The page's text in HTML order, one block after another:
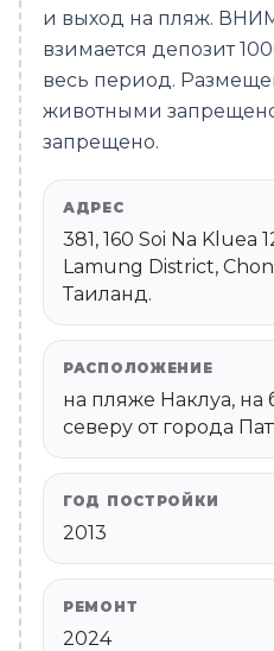
и выход на пляж.
взимается депозит
весь период.
животными
запрещено.
АДРЕС
381, 160 Soi Na Kluea
Lamung District,
Таиланд.
РАСПОЛОЖЕНИЕ
на пляже Наклуа, на
северу от города
ГОД ПОСТРОЙКИ
2013
РЕМОНТ
2024